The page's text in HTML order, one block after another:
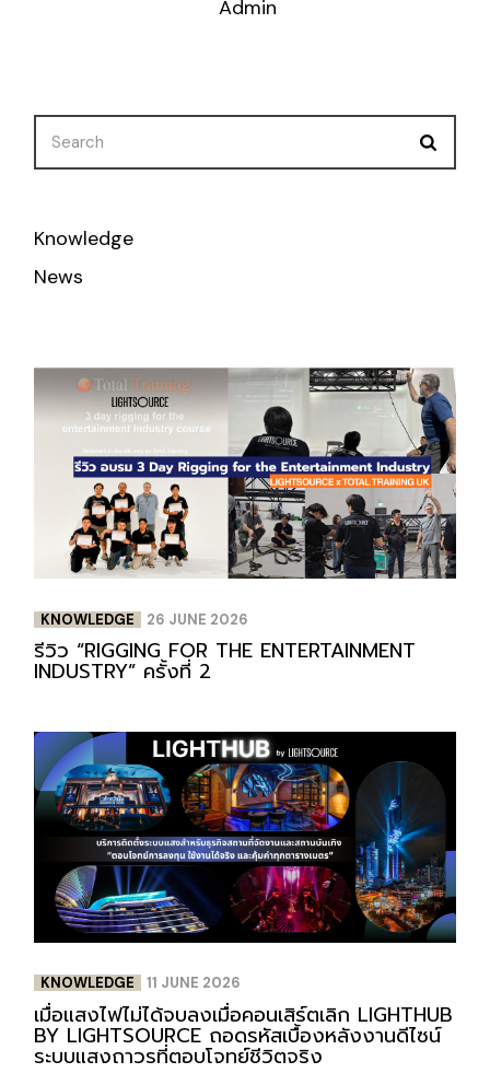
Admin
Knowledge
News
KNOWLEDGE 26 JUNE 2026
รีวิว “RIGGING FOR THE ENTERTAINMENT
INDUSTRY” ครั้งที่ 2
KNOWLEDGE 11 JUNE 2026
เมื่อแสงไฟไม่ได้จบลงเมื่อคอนเสิร์ตเลิก LIGHTHUB
BY LIGHTSOURCE ถอดรหัสเบื้องหลังงานดีไซน์
ระบบแสงถาวรที่ตอบโจทย์ชีวิตจริง